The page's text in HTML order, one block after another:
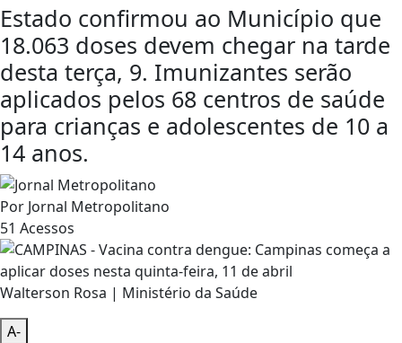
Estado confirmou ao Município que
18.063 doses devem chegar na tarde
desta terça, 9. Imunizantes serão
aplicados pelos 68 centros de saúde
para crianças e adolescentes de 10 a
14 anos.
Por Jornal Metropolitano
51 Acessos
Walterson Rosa | Ministério da Saúde
A-